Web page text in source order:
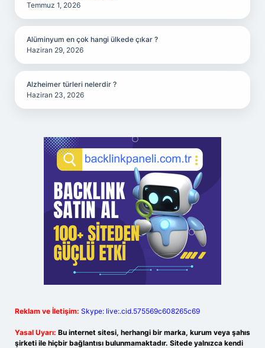
Temmuz 1, 2026
Alüminyum en çok hangi ülkede çıkar ?
Haziran 29, 2026
Alzheimer türleri nelerdir ?
Haziran 23, 2026
Reklam ve İletişim: Skype: live:.cid.575569c608265c69
Yasal Uyarı: Bu internet sitesi, herhangi bir marka, kurum veya şahıs
şirketi ile hiçbir bağlantısı bulunmamaktadır. Sitede yalnızca kendi